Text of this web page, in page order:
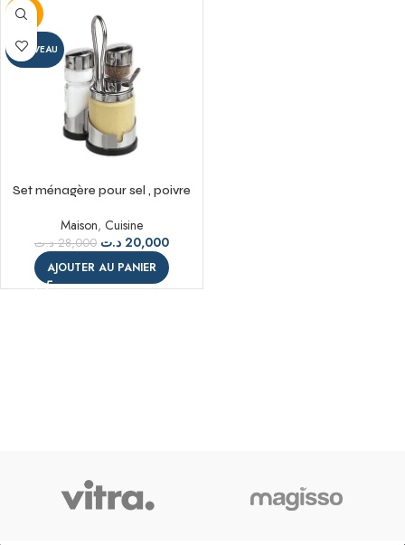
-29%
NOUVEAU
Set ménagère pour sel , poivre
Maison, Cuisine
28,000 د.ت 20,000 د.ت
AJOUTER AU PANIER